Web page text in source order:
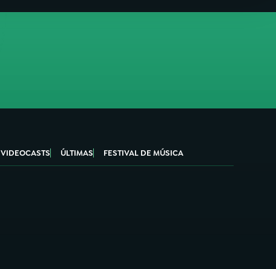
VIDEOCASTS ÚLTIMAS FESTIVAL DE MÚSICA